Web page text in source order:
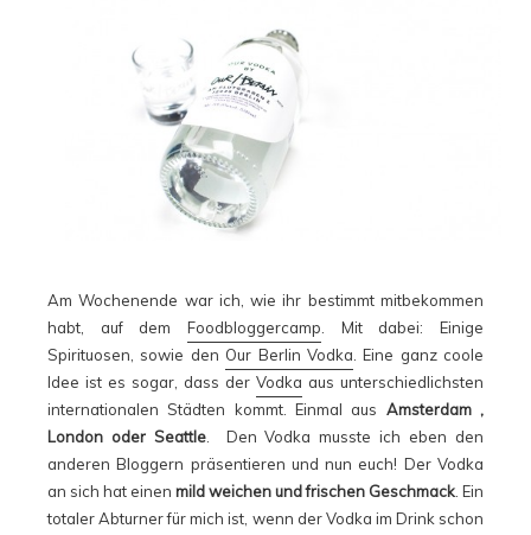
Am Wochenende war ich, wie ihr bestimmt mitbekommen
habt, auf dem Foodbloggercamp . Mit dabei: Einige
Spirituosen, sowie den Our Berlin Vodka . Eine ganz coole
Idee ist es sogar, dass der Vodka aus unterschiedlichsten
internationalen Städten kommt. Einmal aus Amsterdam ,
London oder Seattle. Den Vodka musste ich eben den
anderen Bloggern präsentieren und nun euch! Der Vodka
an sich hat einen mild weichen und frischen Geschmack . Ein
totaler Abturner für mich ist, wenn der Vodka im Drink schon